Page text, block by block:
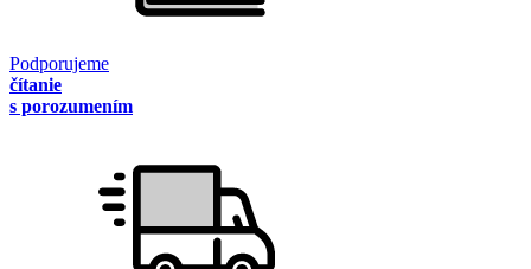
Podporujeme
čítanie
s porozumením